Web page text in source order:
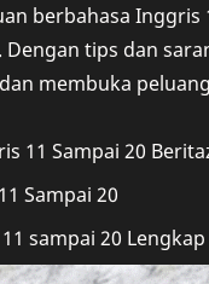
berbahasa Inggris
Dengan tips dan
membuka